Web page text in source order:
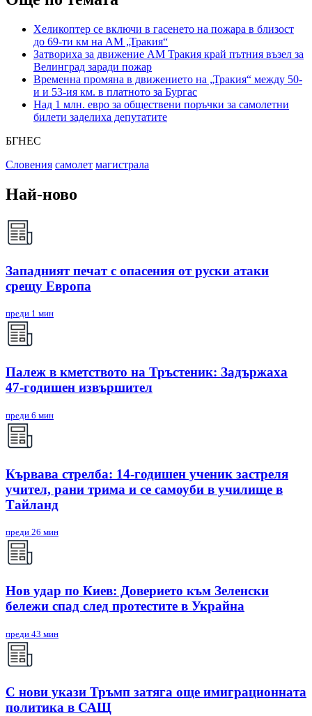
Хеликоптер се включи в гасенето на пожара в близост
до 69-ти км на АМ „Тракия“
Затвориха за движение АМ Тракия край пътния възел за
Велинград заради пожар
Временна промяна в движението на „Тракия“ между 50-
и и 53-ия км. в платното за Бургас
Над 1 млн. евро за обществени поръчки за самолетни
билети заделиха депутатите
БГНЕС
Словения самолет магистрала
Най-ново
Западният печат с опасения от руски атаки
срещу Европа
преди 1 мин
Палеж в кметството на Тръстеник: Задържаха
47-годишен извършител
преди 6 мин
Кървава стрелба: 14-годишен ученик застреля
учител, рани трима и се самоуби в училище в
Тайланд
преди 26 мин
Нов удар по Киев: Доверието към Зеленски
бележи спад след протестите в Украйна
преди 43 мин
С нови укази Тръмп затяга още имиграционната
политика в САЩ